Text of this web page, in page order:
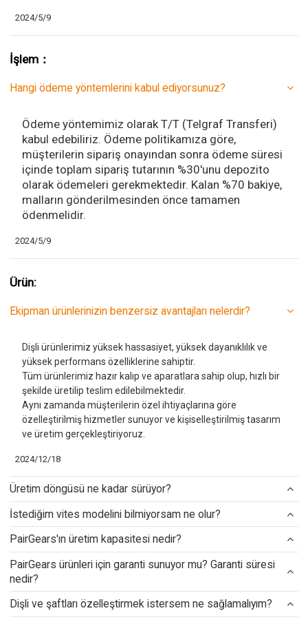
2024/5/9
İşlem：
Hangi ödeme yöntemlerini kabul ediyorsunuz?
Ödeme yöntemimiz olarak T/T (Telgraf Transferi)
kabul edebiliriz. Ödeme politikamıza göre,
müşterilerin sipariş onayından sonra ödeme süresi
içinde toplam sipariş tutarının %30'unu depozito
olarak ödemeleri gerekmektedir. Kalan %70 bakiye,
malların gönderilmesinden önce tamamen
ödenmelidir.
2024/5/9
Ürün:
Ekipman ürünlerinizin benzersiz avantajları nelerdir?
Dişli ürünlerimiz yüksek hassasiyet, yüksek dayanıklılık ve
yüksek performans özelliklerine sahiptir.
Tüm ürünlerimiz hazır kalıp ve aparatlara sahip olup, hızlı bir
şekilde üretilip teslim edilebilmektedir.
Aynı zamanda müşterilerin özel ihtiyaçlarına göre
özelleştirilmiş hizmetler sunuyor ve kişiselleştirilmiş tasarım
ve üretim gerçekleştiriyoruz.
2024/12/18
Üretim döngüsü ne kadar sürüyor?
İstediğim vites modelini bilmiyorsam ne olur?
PairGears'ın üretim kapasitesi nedir?
PairGears ürünleri için garanti sunuyor mu? Garanti süresi
nedir?
Dişli ve şaftları özelleştirmek istersem ne sağlamalıyım?